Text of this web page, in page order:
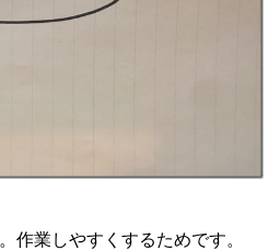
。作業しやすくするためです。